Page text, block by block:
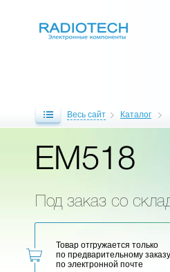
Весь сайт Каталог
EM518
Под заказ со
Товар отгружается только
по предварительному заказу
по электронной почте